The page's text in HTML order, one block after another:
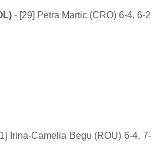
- [29] Petra Martic (CRO) 6-4, 6-2
Irina-Camelia Begu (ROU) 6-4, 7-